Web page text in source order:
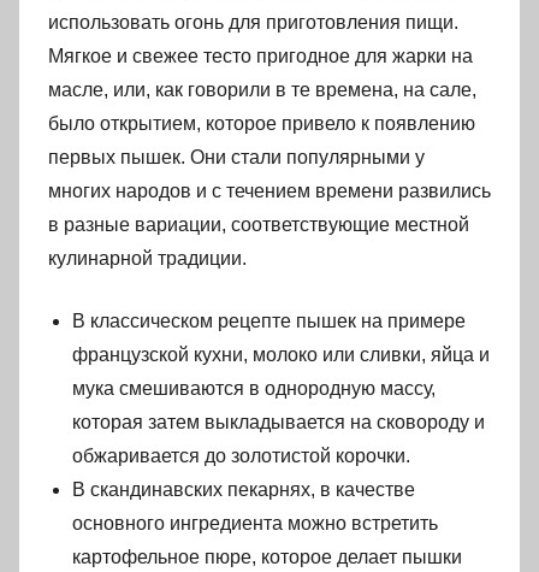
использовать огонь для приготовления пищи.
Мягкое и свежее тесто пригодное для жарки на
масле, или, как говорили в те времена, на сале,
было открытием, которое привело к появлению
первых пышек. Они стали популярными у
многих народов и с течением времени развились
в разные вариации, соответствующие местной
кулинарной традиции.
В классическом рецепте пышек на примере
французской кухни, молоко или сливки, яйца и
мука смешиваются в однородную массу,
которая затем выкладывается на сковороду и
обжаривается до золотистой корочки.
В скандинавских пекарнях, в качестве
основного ингредиента можно встретить
картофельное пюре, которое делает пышки